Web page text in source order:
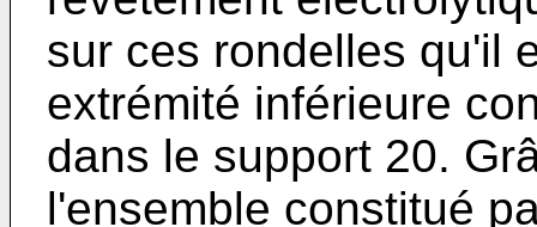
sur ces rondelles qu'il
extrémité inférieure
dans le support 20.
l'ensemble constitué